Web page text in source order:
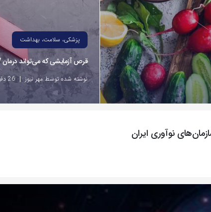
پزشکی، سلامت، بهداشت
قرص آزمایشی که می‌تواند درمان HIV را متحول کند
نوشته شده توسط مهر نیوز 26 دقیقه پیش
نوآوری ایران